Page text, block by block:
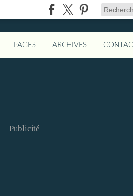
PAGES ARCHIVES
Publicité